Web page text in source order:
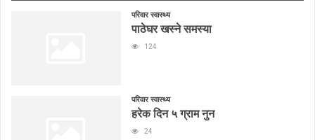
परिवार स्वास्थ्य
पाठेघर खस्ने समस्या
124
परिवार स्वास्थ्य
हरेक दिन ५ ग्राम नुन
24